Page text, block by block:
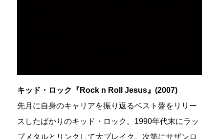
キッド・ロック『Rock n Roll Jesus』(2007)
先月に自身のキャリアを振り返るベスト盤をリリー
スしたばかりのキッド・ロック。1990年代末にラッ
プメタルとリンクして大ブレイク。次第にサザンロ